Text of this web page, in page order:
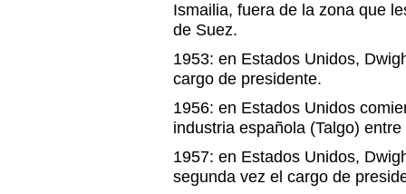
Ismailia, fuera de la zona que
de Suez.
1953: en Estados Unidos,
cargo de presidente.
1956: en Estados Unidos
industria española (Talgo)
1957: en Estados Unidos,
segunda vez el cargo de